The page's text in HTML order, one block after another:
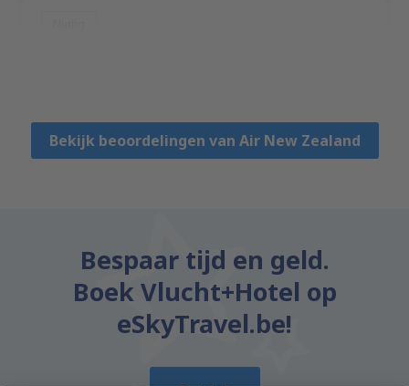
Bekijk beoordelingen van Air New Zealand
Bespaar tijd en geld.
Boek Vlucht+Hotel op
eSkyTravel.be!